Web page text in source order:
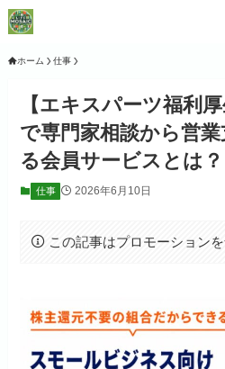
ホーム 仕事
【エキスパーツ福利
で専門家相談から営
る会員サービスとは？
仕事 2026年6月10日
この記事はプロモーション